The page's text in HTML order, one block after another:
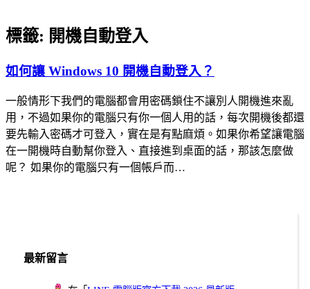
標籤: 開機自動登入
如何讓 Windows 10 開機自動登入？
一般情形下我們的電腦都會用密碼鎖住不讓別人開機進來亂
用，不過如果你的電腦只有你一個人用的話，每次開機後都還
要先輸入密碼才可登入，實在是有點麻煩。如果你希望讓電腦
在一開機時自動幫你登入、直接進到桌面的話，那該怎麼做
呢？ 如果你的電腦只有一個帳戶而…
最新留言